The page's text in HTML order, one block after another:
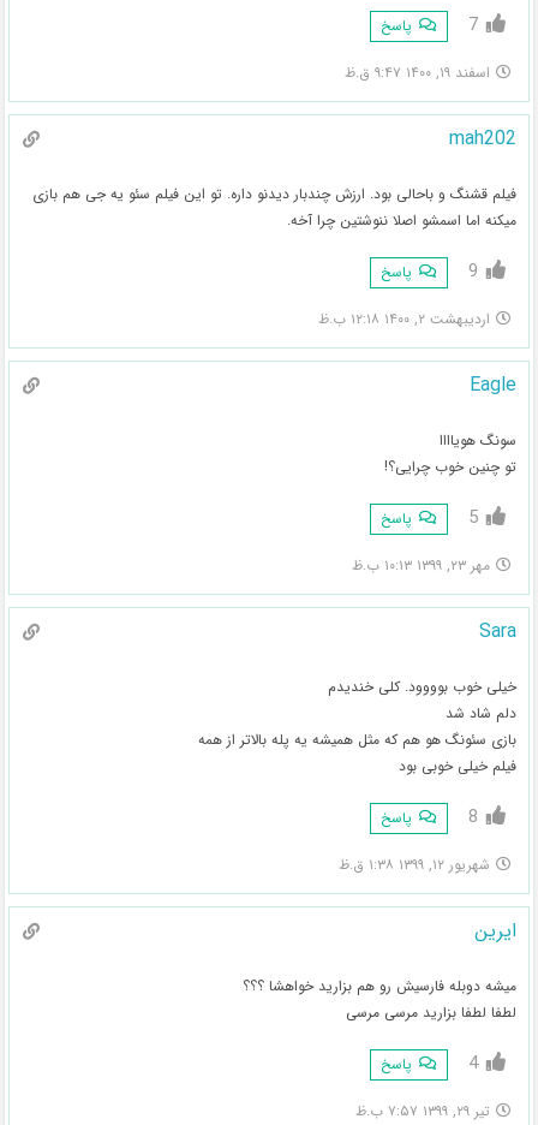
7 پاسخ
اسفند ۱۹, ۱۴۰۰ ۹:۴۷ ق.ظ
mah202
فیلم قشنگ و باحالی بود. ارزش چندبار دیدنو داره. تو این فیلم سئو یه جی هم بازی
میکنه اما اسمشو اصلا ننوشتین چرا آخه.
9 پاسخ
اردیبهشت ۲, ۱۴۰۰ ۱۲:۱۸ ب.ظ
Eagle
سونگ هویاااا
تو چنین خوب چرایی؟!
5 پاسخ
مهر ۲۳, ۱۳۹۹ ۱۰:۱۳ ب.ظ
Sara
خیلی خوب بوووود. کلی خندیدم
دلم شاد شد
بازی سئونگ هو هم که مثل همیشه یه پله بالاتر از همه
فیلم خیلی خوبی بود
8 پاسخ
شهریور ۱۲, ۱۳۹۹ ۱:۳۸ ق.ظ
ایرین
میشه دوبله فارسیش رو هم بزارید خواهشا ؟؟؟
لطفا لطفا بزارید مرسی مرسی
4 پاسخ
تیر ۲۹, ۱۳۹۹ ۷:۵۷ ب.ظ